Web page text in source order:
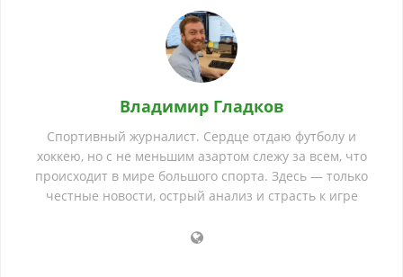
Владимир Гладков
Спортивный журналист. Сердце отдаю футболу и
хоккею, но с не меньшим азартом слежу за всем, что
происходит в мире большого спорта. Здесь — только
честные новости, острый анализ и страсть к игре